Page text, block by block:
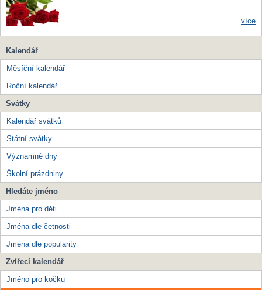
více
Kalendář
Měsíční kalendář
Roční kalendář
Svátky
Kalendář svátků
Státní svátky
Významné dny
Školní prázdniny
Hledáte jméno
Jména pro děti
Jména dle četnosti
Jména dle popularity
Zvířecí kalendář
Jméno pro kočku